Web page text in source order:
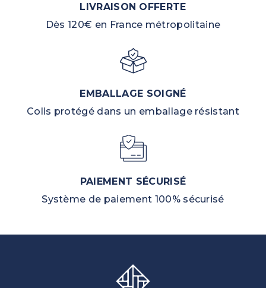
LIVRAISON OFFERTE
Dès 120€ en France métropolitaine
EMBALLAGE SOIGNÉ
Colis protégé dans un emballage résistant
PAIEMENT SÉCURISÉ
Système de paiement 100% sécurisé